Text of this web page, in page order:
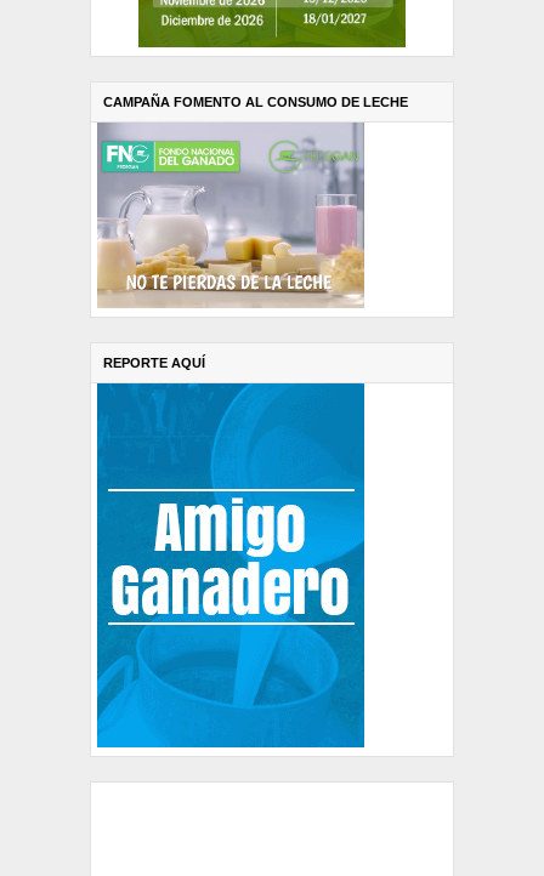
CAMPAÑA FOMENTO AL CONSUMO DE LECHE
REPORTE AQUÍ